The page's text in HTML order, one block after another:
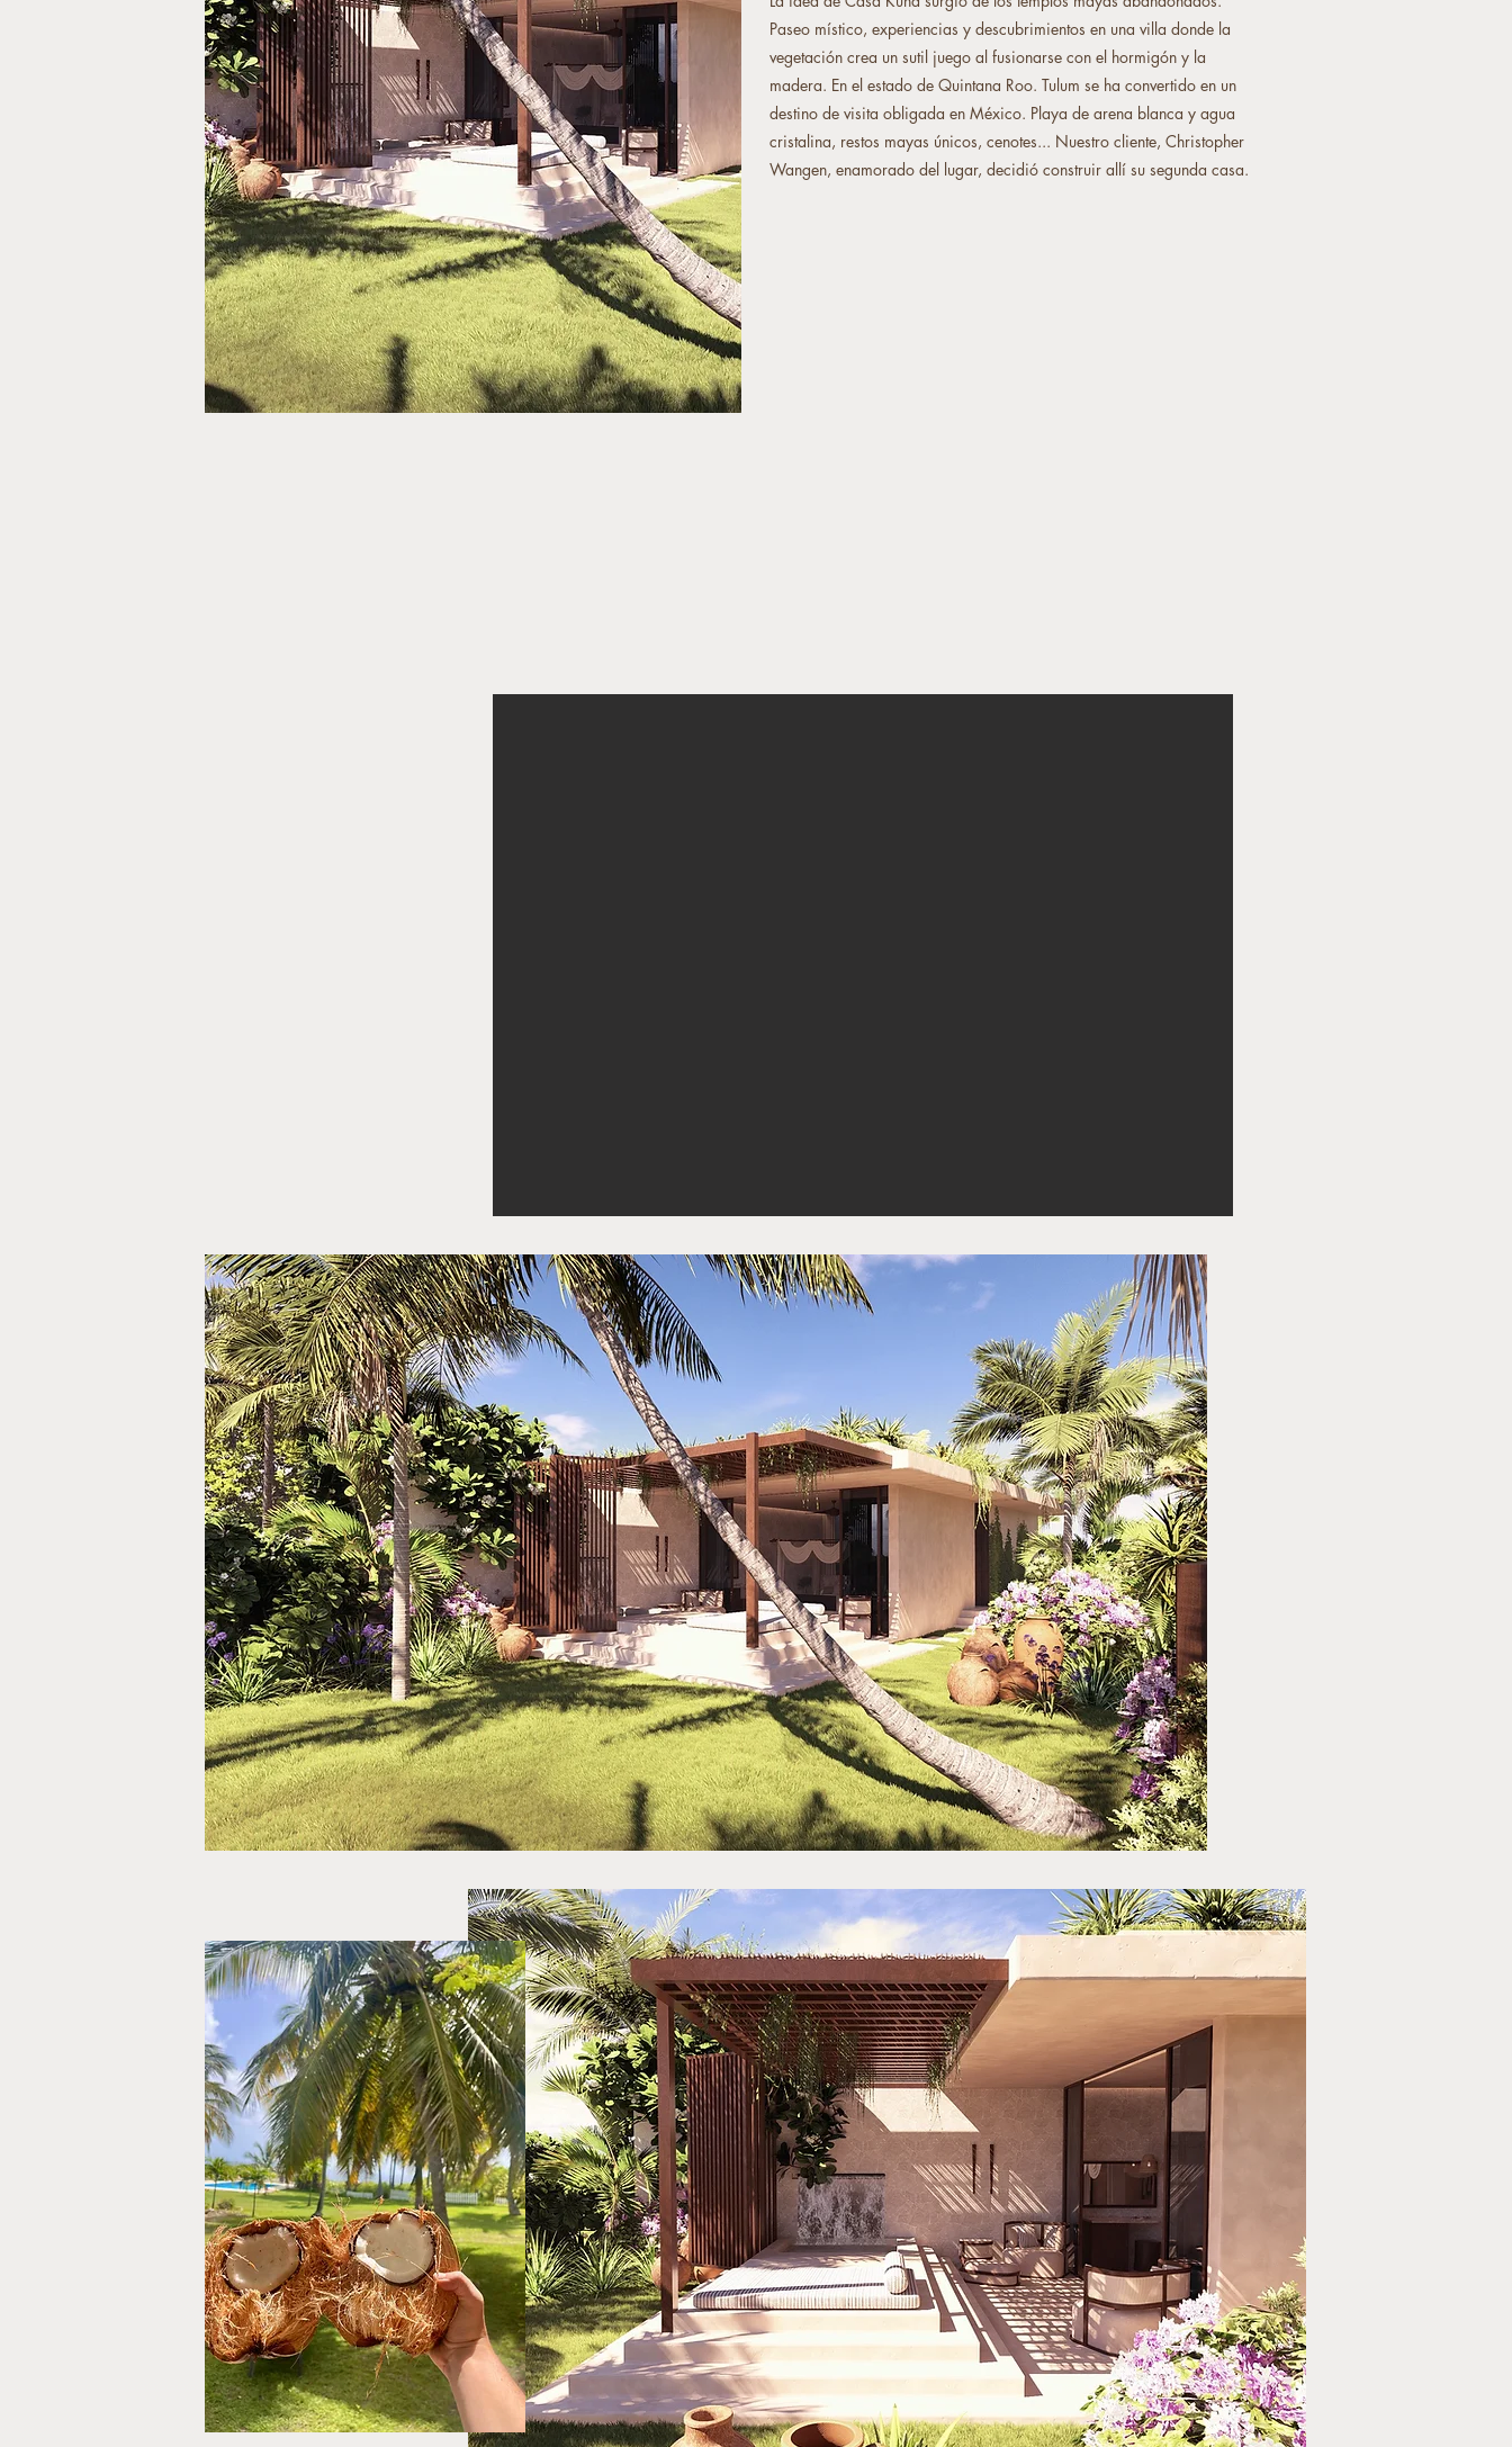
Paseo místico, experiencias y descubrimientos en una villa donde la
vegetación crea un sutil juego al fusionarse con el hormigón y la
madera. En el estado de Quintana Roo. Tulum se ha convertido en un
destino de visita obligada en México. Playa de arena blanca y agua
cristalina, restos mayas únicos, cenotes... Nuestro cliente, Christopher
Wangen, enamorado del lugar, decidió construir allí su segunda casa.